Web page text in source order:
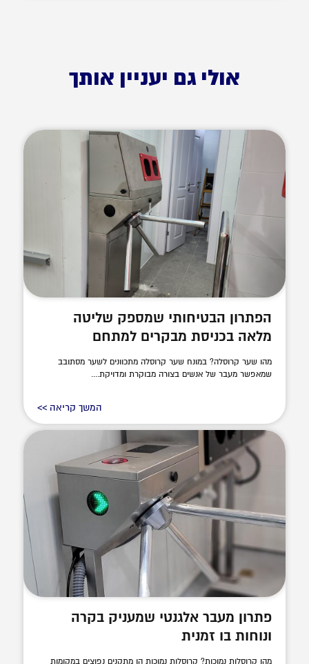
אולי גם יעניין אותך
הפתרון הבטיחותי שמספק שליטה
מלאה בכניסת מבקרים למתחם
מהו שער קרוסלה? במונח שער קרוסלה מתכוונים לשער מסתובב
שמאפשר מעבר של אנשים בצורה מבוקרת ומדויקת....
המשך קריאה >>
פתרון מעבר אלגנטי שמעניק בקרה
ונוחות בו זמנית
מהן קרוסלות נמוכות? קרוסלות נמוכות הן מתקנים נפוצים במקומות